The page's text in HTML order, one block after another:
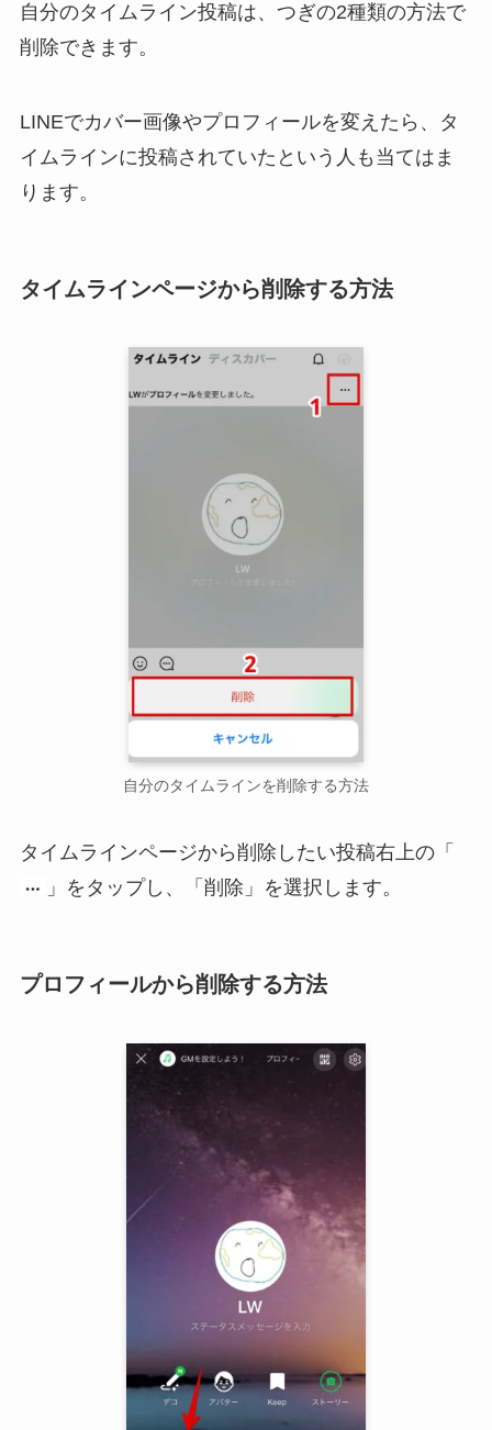
自分のタイムライン投稿は、つぎの2種類の方法で
削除できます。
LINEでカバー画像やプロフィールを変えたら、タ
イムラインに投稿されていたという人も当てはま
ります。
タイムラインページから削除する方法
自分のタイムラインを削除する方法
タイムラインページから削除したい投稿右上の「
」をタップし、「削除」を選択します。
プロフィールから削除する方法